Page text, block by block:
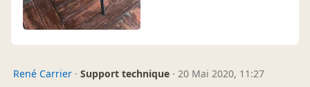
René Carrier · Support technique · 20 Mai 2020, 11:27